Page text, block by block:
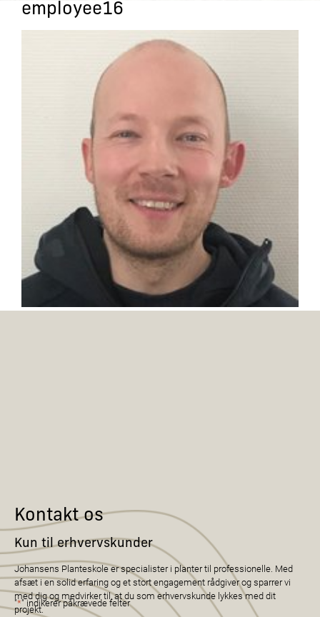
employee16
Kontakt os
Kun til erhvervskunder
Johansens Planteskole er specialister i planter til professionelle. Med
afsæt i en solid erfaring og et stort engagement rådgiver og sparrer vi
med dig og medvirker til, at du som erhvervskunde lykkes med dit
projekt.
"*" indikerer påkrævede felter